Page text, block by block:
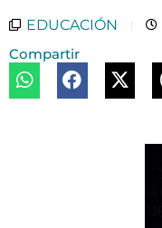
EDUCACIÓN
Compartir